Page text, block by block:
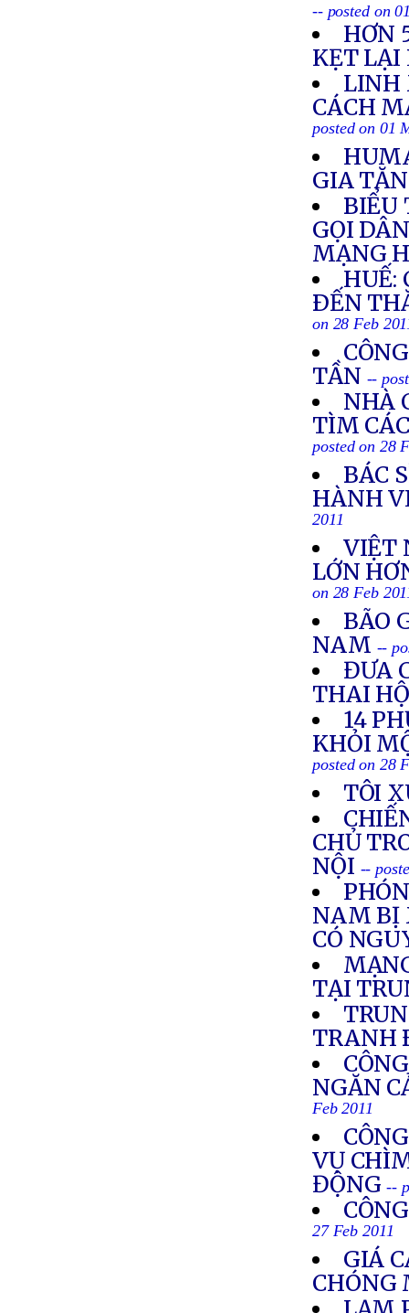
-- posted on
HƠN
KẸT
LINH
CÁCH
posted on 01
GIA
BIỂU
GỌI
MẠNG
HUẾ:
ÐẾN
on 28 Feb
TẦN --
NHÀ
TÌM
posted on 28
BÁC
HÀNH
2011
VIỆT
LỚN
on 28 Feb
BÃO
NAM --
ĐƯA
THAI
14
KHỎI
posted on 28
TÔI
CHỦ
NỘI --
NAM BỊ
CÓ
TẠI
TRANH
NGĂN
Feb 2011
VỤ
ĐỘNG --
27 Feb 2011
GIÁ
CHÓNG